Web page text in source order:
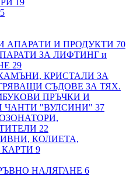
5
АПАРАТИ И ПРОДУКТИ 70
ЗА ЛИФТИНГ и
29
КРИСТАЛИ ЗА
СЪДОВЕ ЗА ТЯХ.
ПРЪЧКИ И
ЧАНТИ "ВУЛСИНИ" 37
22
КОЛИЕТА,
9
НАЛЯГАНЕ 6